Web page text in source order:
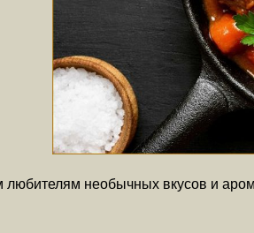
необычных вкусов и